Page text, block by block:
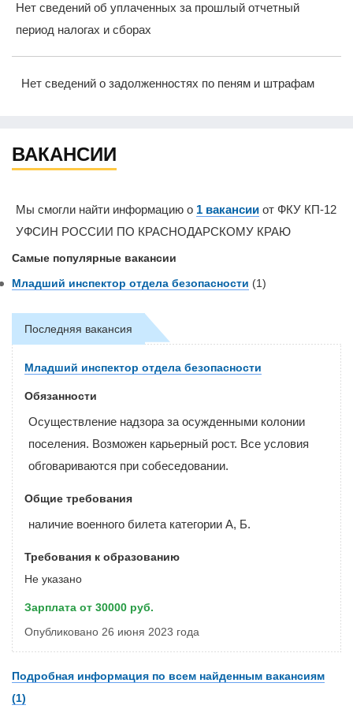
Нет сведений об уплаченных за прошлый отчетный
период налогах и сборах
Нет сведений о задолженностях по пеням и штрафам
ВАКАНСИИ
Мы смогли найти информацию о 1 вакансии от ФКУ КП-12
УФСИН РОССИИ ПО КРАСНОДАРСКОМУ КРАЮ
Самые популярные вакансии
Младший инспектор отдела безопасности (1)
Последняя вакансия
Младший инспектор отдела безопасности
Обязанности
Осуществление надзора за осужденными колонии
поселения. Возможен карьерный рост. Все условия
обговариваются при собеседовании.
Общие требования
наличие военного билета категории А, Б.
Требования к образованию
Не указано
Зарплата от 30000 руб.
Опубликовано 26 июня 2023 года
Подробная информация по всем найденным вакансиям
(1)